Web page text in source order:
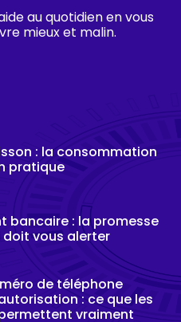
au quotidien en vous
mieux et malin.
: la consommation
pratique
bancaire : la promesse
vous alerter
de téléphone
: ce que les
vraiment